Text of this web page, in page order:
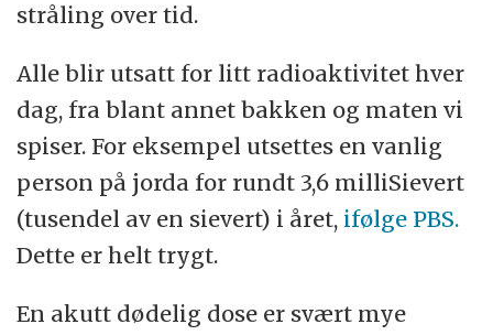
stråling over tid.
Alle blir utsatt for litt radioaktivitet hver
dag, fra blant annet bakken og maten vi
spiser. For eksempel utsettes en vanlig
person på jorda for rundt 3,6 milliSievert
(tusendel av en sievert) i året, ifølge PBS.
Dette er helt trygt.
En akutt dødelig dose er svært mye